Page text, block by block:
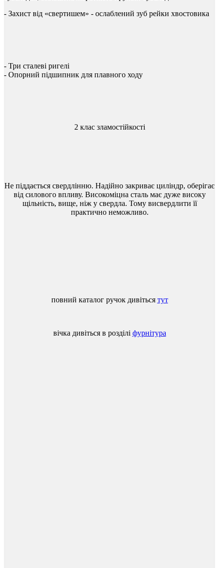
- Захист від «свертишем» - ослаблений зуб рейки хвостовика
- Три сталеві ригелі
- Опорний підшипник для плавного ходу
2 клас зламостійкості
Не піддається свердлінню. Надійно закриває циліндр, оберігає
від силового впливу. Високоміцна сталь має дуже високу
щільність, вище, ніж у свердла. Тому висвердлити її
практично неможливо.
повний каталог ручок дивіться тут
вічка дивіться в розділі фурнітура